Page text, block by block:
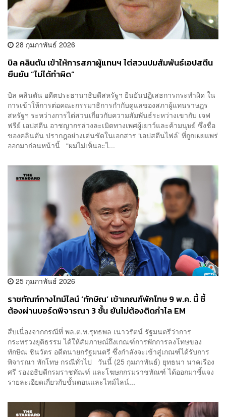
28 กุมภาพันธ์ 2026
บิล คลินตัน เข้าให้การสภาผู้แทนฯ ไต่สวนปมสัมพันธ์เอปสตีน
ยืนยัน “ไม่ได้ทำผิด”
บิล คลินตัน อดีตประธานาธิบดีสหรัฐฯ ยืนยันปฏิเสธการกระทำผิด ใน
การเข้าให้การต่อคณะกรรมาธิการกำกับดูแลของสภาผู้แทนราษฎร
สหรัฐฯ ระหว่างการไต่สวนเกี่ยวกับความสัมพันธ์ระหว่างเขากับ เจฟ
ฟรีย์ เอปสตีน อาชญากรล่วงละเมิดทางเพศผู้เยาว์และค้ามนุษย์ ซึ่งชื่อ
ของคลินตัน ปรากฎอย่างเด่นชัดในเอกสาร ‘เอปสตีนไฟล์’ ที่ถูกเผยแพร่
ออกมาก่อนหน้านี้ “ผมไม่เห็นอะไ...
25 กุมภาพันธ์ 2026
ราชทัณฑ์กางไทม์ไลน์ ‘ทักษิณ’ เข้าเกณฑ์พักโทษ 9 พ.ค. นี้ ชี้
ต้องผ่านบอร์ดพิจารณา 3 ชั้น ยันไม่ต้องติดกำไล EM
สืบเนื่องจากกรณีที่ พล.ต.ท.รุทธพล เนาวรัตน์ รัฐมนตรีว่าการ
กระทรวงยุติธรรม ได้ให้สัมภาษณ์ถึงเกณฑ์การพักการลงโทษของ
ทักษิณ ชินวัตร อดีตนายกรัฐมนตรี ซึ่งกำลังจะเข้าสู่เกณฑ์ได้รับการ
พิจารณา พักโทษ กรณีทั่วไป วันนี้ (25 กุมภาพันธ์) ยุทธนา นาคเรือง
ศรี รองอธิบดีกรมราชทัณฑ์ และโฆษกกรมราชทัณฑ์ ได้ออกมาชี้แจง
รายละเอียดเกี่ยวกับขั้นตอนและไทม์ไลน์...